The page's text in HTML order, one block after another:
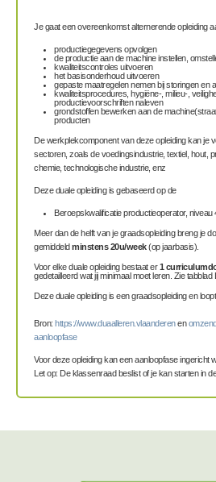
Je gaat een overeenkomst alternerende opleiding
productiegegevens opvolgen
de productie aan de machine instellen,
kwaliteitscontroles uitvoeren
het basisonderhoud uitvoeren
gepaste maatregelen nemen bij storingen en
kwaliteitsprocedures, hygiëne-, milieu-,
productievoorschriften naleven
grondstoffen bewerken aan de
producten
De werkplekcomponent van deze opleiding kan je
sectoren, zoals de voedingsindustrie, textiel, hout,
chemie, technologische industrie, enz
Deze duale opleiding is gebaseerd op de
Beroepskwalificatie productieoperator, niveau
Meer dan de helft van je graadsopleiding breng je
gemiddeldminstens 20u/week(op jaarbasis).
Voor elke duale opleiding bestaat er1
gedetailleerd wat jij minimaal moet leren. Zie tabblad
Deze duale opleiding is een graadsopleiding en
Bron: https://www.duaalleren.vlaanderenen
aanloopfase
Voor deze opleiding kan een aanloopfase ingericht
Let op: De klassenraad beslist of je kan starten in